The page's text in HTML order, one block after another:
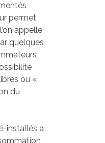
permet
appelle
quelques
ou «
du
installés a